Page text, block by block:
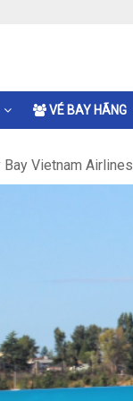
VÉ BAY HÃNG
Vietnam